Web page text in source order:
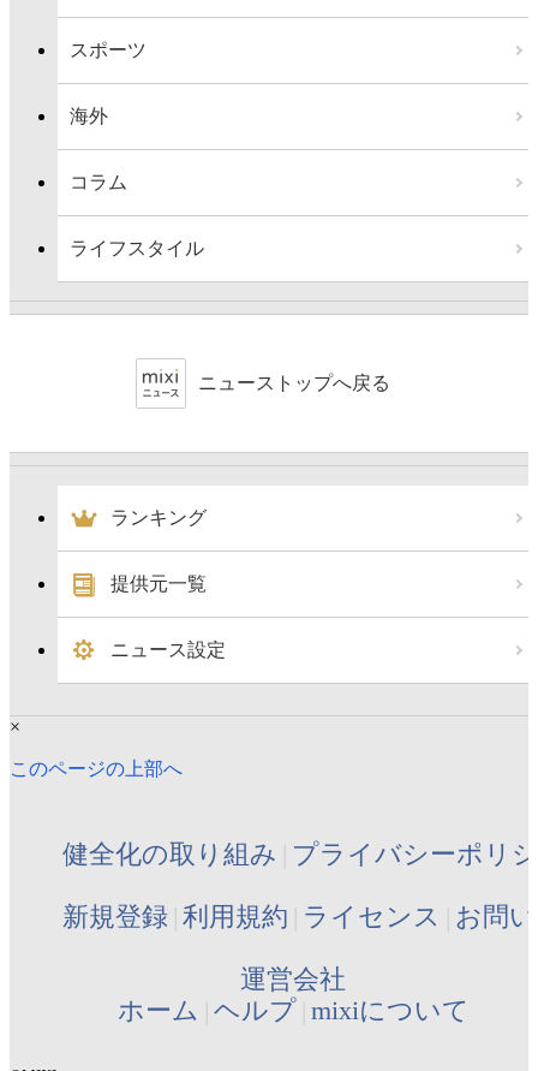
スポーツ
海外
コラム
ライフスタイル
ニューストップへ戻る
ランキング
提供元一覧
ニュース設定
×
このページの上部へ
健全化の取り組み プライバシーポリ
新規登録 利用規約 ライセンス お問
運営会社
ホーム ヘルプ mixiについて